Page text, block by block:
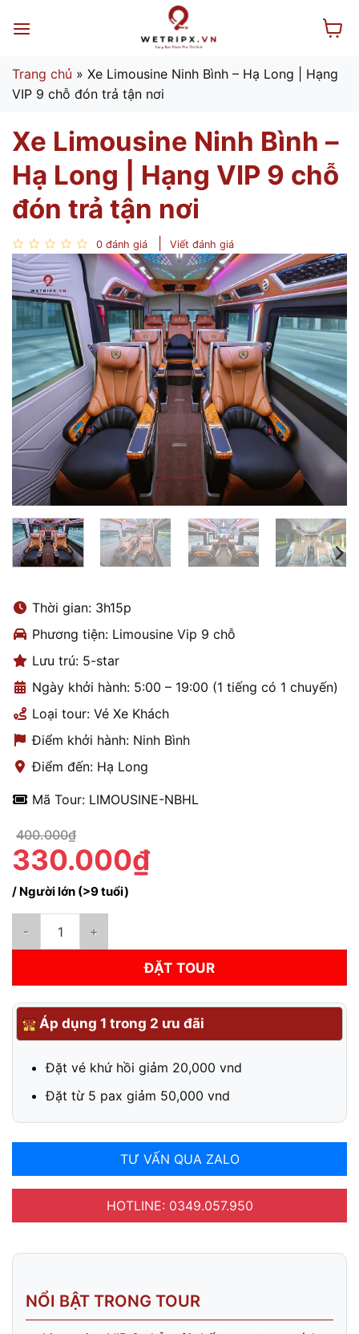
qua
dung
Trang chủ » Xe Limousine Ninh Bình – Hạ Long | Hạng
VIP 9 chỗ đón trả tận nơi
Xe Limousine Ninh Bình –
Hạ Long | Hạng VIP 9 chỗ
đón trả tận nơi
0 đánh giá Viết đánh giá
Thời gian: 3h15p
Phương tiện: Limousine Vip 9 chỗ
Lưu trú: 5-star
Ngày khởi hành: 5:00 – 19:00 (1 tiếng có 1 chuyến)
Loại tour: Vé Xe Khách
Điểm khởi hành: Ninh Bình
Điểm đến: Hạ Long
Mã Tour: LIMOUSINE-NBHL
400.000₫
330.000₫
/ Người lớn (>9 tuổi)
ĐẶT TOUR
Áp dụng 1 trong 2 ưu đãi
Đặt vé khứ hồi giảm 20,000 vnd
Đặt từ 5 pax giảm 50,000 vnd
TƯ VẤN QUA ZALO
HOTLINE: 0349.057.950
NỔI BẬT TRONG TOUR